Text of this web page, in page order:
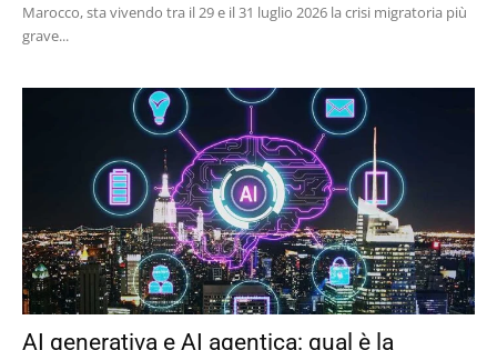
Marocco, sta vivendo tra il 29 e il 31 luglio 2026 la crisi migratoria più
grave...
AI generativa e AI agentica: qual è la